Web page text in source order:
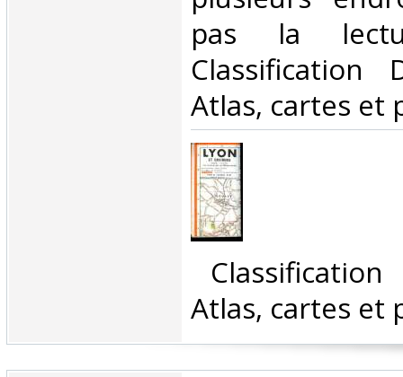
pas la
Classification
Atlas, cartes et
Atlas, cartes et